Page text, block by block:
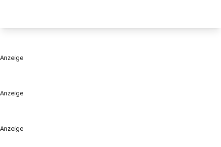
Anzeige
Anzeige
Anzeige